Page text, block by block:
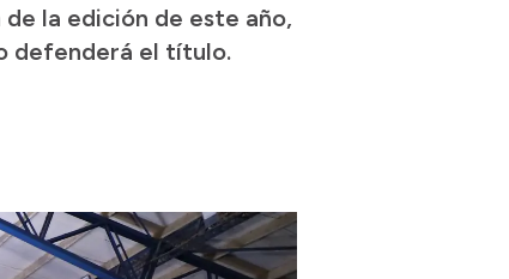
la edición de este año,
defenderá el título.